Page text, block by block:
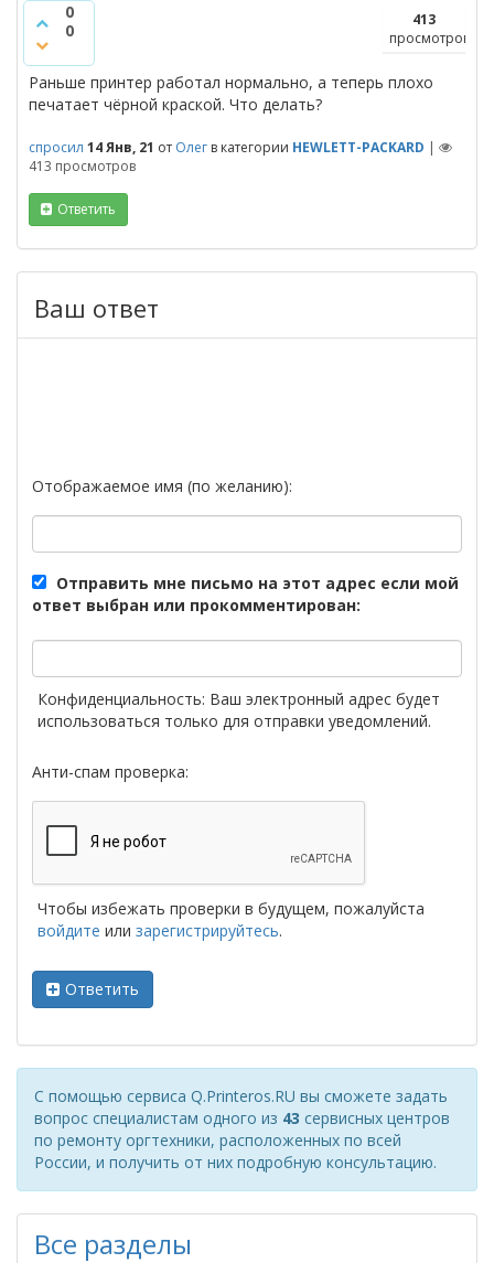
0
0
413
просмотров
Раньше принтер работал нормально, а теперь плохо
печатает чёрной краской. Что делать?
спросил 14 Янв, 21 от Олег в категории HEWLETT-PACKARD |
413 просмотров
Ответить
Ваш ответ
Отображаемое имя (по желанию):
Отправить мне письмо на этот адрес если мой
ответ выбран или прокомментирован:
Конфиденциальность: Ваш электронный адрес будет
использоваться только для отправки уведомлений.
Анти-спам проверка:
Чтобы избежать проверки в будущем, пожалуйста
войдите или зарегистрируйтесь.
Ответить
С помощью сервиса Q.Printeros.RU вы сможете задать
вопрос специалистам одного из 43 сервисных центров
по ремонту оргтехники, расположенных по всей
России, и получить от них подробную консультацию.
Все разделы